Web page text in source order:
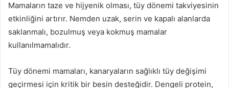
Mamaların taze ve hijyenik olması, tüy dönemi takviyesinin
etkinliğini artırır. Nemden uzak, serin ve kapalı alanlarda
saklanmalı, bozulmuş veya kokmuş mamalar
kullanılmamalıdır.
Tüy dönemi mamaları, kanaryaların sağlıklı tüy değişimi
geçirmesi için kritik bir besin desteğidir. Dengeli protein,